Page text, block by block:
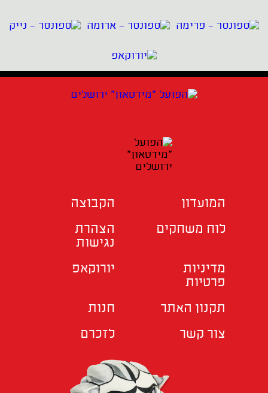
המועדון
הקבוצה
לוח משחקים
הצהרת
נגישות
מדיניות
פרטיות
יורוקאפ
תקנון האתר
חנות
צור קשר
לזכרם